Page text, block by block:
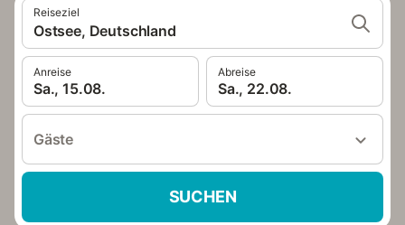
Reiseziel
Ostsee, Deutschland
Anreise
Sa., 15.08.
Abreise
Sa., 22.08.
Gäste
SUCHEN